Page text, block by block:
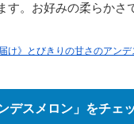
す。お好みの柔らかさ
け》とびきりの甘さのアンデ
デスメロン」をチェ